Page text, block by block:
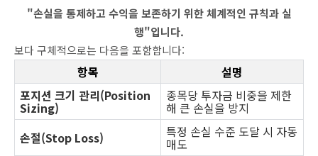
"손실을 통제하고 수익을 보존하기 위한 체계적인 규칙과 실
행"입니다.
보다 구체적으로는 다음을 포함합니다:
항목
설명
포지션 크기 관리(Position
Sizing)
종목당 투자금 비중을 제한
해 큰 손실을 방지
손절(Stop Loss)
특정 손실 수준 도달 시 자동
매도